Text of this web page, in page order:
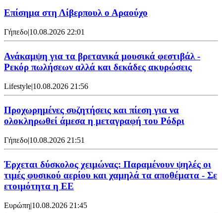
Επίσημα στη Λίβερπουλ ο Αραούχο
Γήπεδο|10.08.2026 22:01
Ανάκαμψη για τα βρετανικά μουσικά φεστιβάλ -
Ρεκόρ πωλήσεων αλλά και δεκάδες ακυρώσεις
Lifestyle|10.08.2026 21:56
Προχωρημένες συζητήσεις και πίεση για να
ολοκληρωθεί άμεσα η μεταγραφή του Ρόδρι
Γήπεδο|10.08.2026 21:51
Έρχεται δύσκολος χειμώνας: Παραμένουν ψηλές οι
τιμές φυσικού αερίου και χαμηλά τα αποθέματα - Σε
ετοιμότητα η ΕΕ
Ευρώπη|10.08.2026 21:45